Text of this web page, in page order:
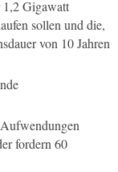
Gigawatt
sollen und die,
von 10 Jahren
fordern 60